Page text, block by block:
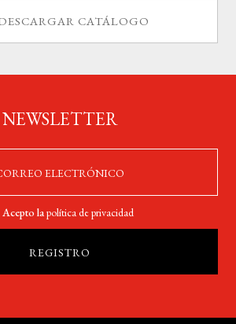
CATÁLOGO
NEWSLETTER
Acepto lapolítica de privacidad